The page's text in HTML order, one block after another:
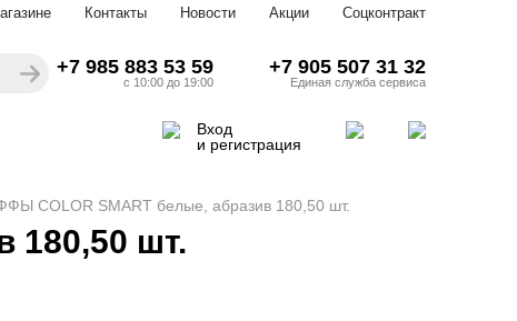
Контакты Новости Акции Соцконтракт
+7 985 883 53 59
с 10:00 до 19:00
+7 905 507 31 32
Единая служба сервиса
Вход
и регистрация
COLOR SMART белые, абразив 180,50 шт.
180,50 шт.